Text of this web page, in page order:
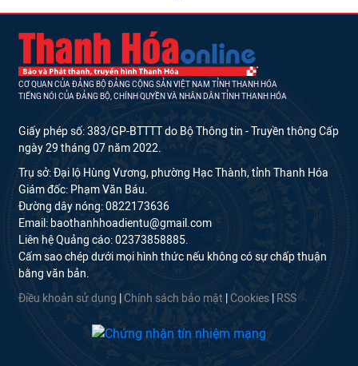
CƠ QUAN CỦA ĐẢNG BỘ ĐẢNG CỘNG SẢN VIỆT NAM TỈNH THANH HÓA
TIẾNG NÓI CỦA ĐẢNG BỘ, CHÍNH QUYỀN VÀ NHÂN DÂN TỈNH THANH HÓA
Giấy phép số: 383/GP-BTTTT do Bộ Thông tin - Truyền thông Cấp
ngày 29 tháng 07 năm 2022.
Trụ sở: Đại lộ Hùng Vương, phường Hạc Thành, tỉnh Thanh Hóa
Giám đốc: Phạm Văn Báu.
Đường dây nóng: 0822173636
Email: baothanhhoadientu@gmail.com
Liên hệ Quảng cáo: 02373858885.
Cấm sao chép dưới mọi hình thức nếu không có sự chấp thuận
bằng văn bản.
Điều khoản sử dụng Chính sách bảo mật Cookies RSS